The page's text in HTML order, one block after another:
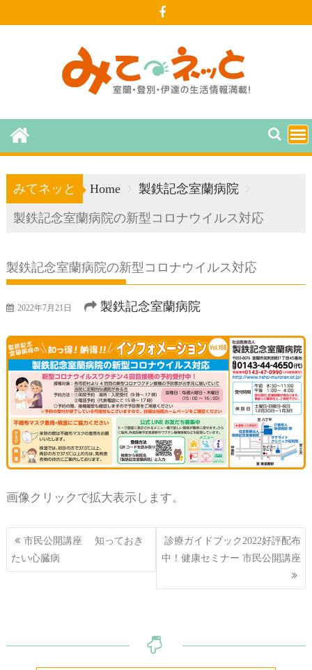
みてネッと Home 製鉄記念室蘭病院
製鉄記念室蘭病院の新型コロナウイルス対応
製鉄記念室蘭病院の新型コロナウイルス対応
2022年7月21日 製鉄記念室蘭病院
画像クリックで拡大表示します。
投
ナ
市民公開講座 知っておき
たい心臓病
診療ガイドブック2022好評配布
中！健康セミナー 市民公開講座